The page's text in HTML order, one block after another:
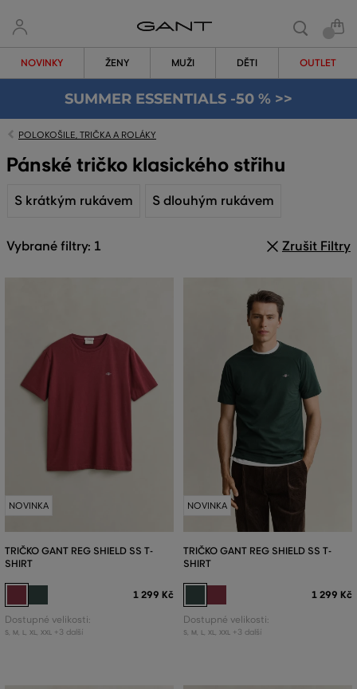
NOVINKY ŽENY MUŽI DĚTI OUTLET
SUMMER ESSENTIALS -50 % >>
POLOKOŠILE, TRIČKA A ROLÁKY
Pánské tričko klasického střihu
S krátkým rukávem S dlouhým rukávem
Vybrané filtry: 1 Zrušit Filtry
NOVINKA
TRIČKO GANT REG SHIELD SS T-
SHIRT
1 299 Kč
Dostupné velikosti:
S, M L XL XXL +3 další
NOVINKA
TRIČKO GANT REG SHIELD SS T-
SHIRT
1 299 Kč
Dostupné velikosti:
S, M L XL XXL +3 další